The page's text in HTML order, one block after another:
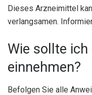
Dieses Arzneimittel
verlangsamen.
Wie sollte
einnehmen?
Befolgen Sie alle